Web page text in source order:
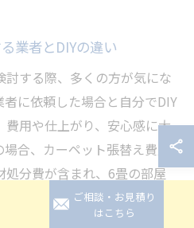
業者とDIYの違い
する際、多くの方が気にな
に依頼した場合と自分でDIY
用や仕上がり、安心感に大
合、カーペット張替え費用
処分費が含まれ、6畳の部屋
相場となります。一方、DIY
費と道具代のみで済み、1万
ご相談・お見積り
はこちら